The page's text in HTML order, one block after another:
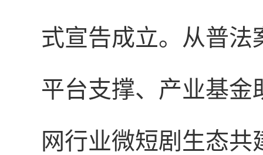
式宣告成立。从普
平台支撑、产业基
网行业微短剧生态